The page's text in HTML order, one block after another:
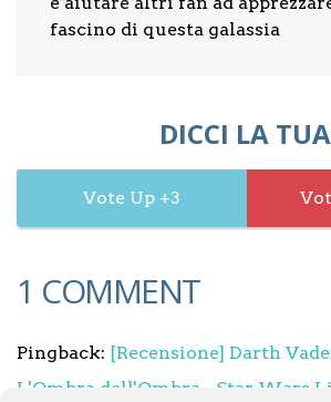
fascino di questa galassia
DICCI LA
3
1 COMMENT
Pingback: [Recensione] Darth
L'Ombra dell'Ombra - Star Wars